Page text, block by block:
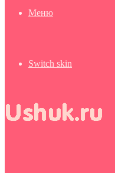
Меню
Switch skin